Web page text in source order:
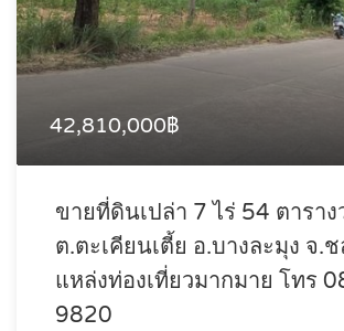
42,810,000฿
ขายที่ดินเปล่า 7 ไร่ 54 ตาราง
ต.ตะเคียนเตี้ย อ.บางละมุง จ.
แหล่งท่องเที่ยวมากมาย โทร
9820